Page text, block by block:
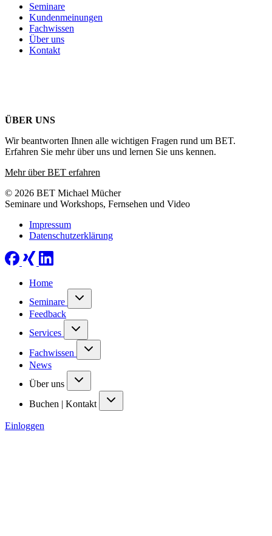
Seminare
Kundenmeinungen
Fachwissen
Über uns
Kontakt
ÜBER UNS
Wir beantworten Ihnen alle wichtigen Fragen rund um BET.
Erfahren Sie mehr über uns und lernen Sie uns kennen.
Mehr über BET erfahren
© 2026 BET Michael Mücher
Seminare und Workshops, Fernsehen und Video
Impressum
Datenschutzerklärung
Home
Seminare
Feedback
Services
Fachwissen
News
Über uns
Buchen | Kontakt
Einloggen